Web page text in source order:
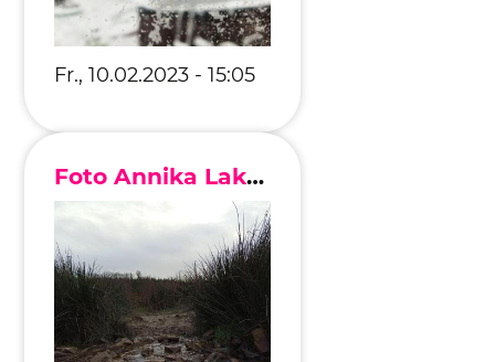
Fr., 10.02.2023 - 15:05
Foto Annika Lakomy